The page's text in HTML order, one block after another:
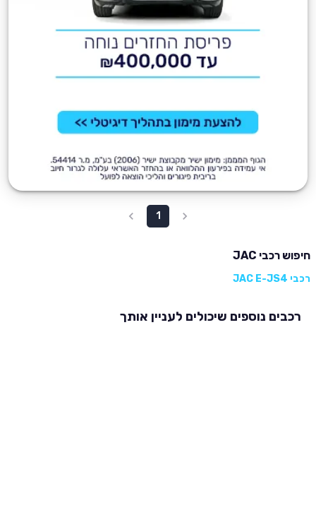
1
חיפוש רכבי JAC
רכבי JAC E-JS4
רכבים נוספים שיכולים לעניין אותך